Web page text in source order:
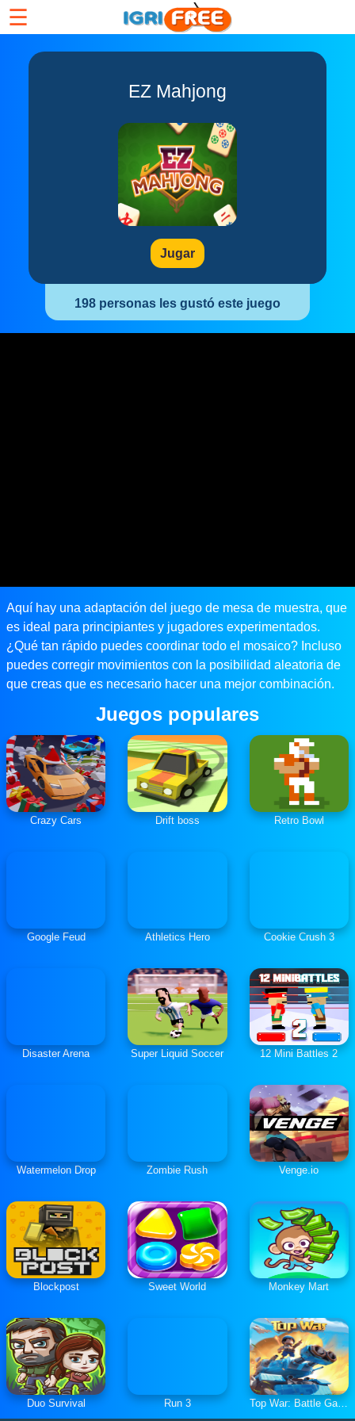
☰
EZ Mahjong
Jugar
198 personas les gustó este juego
Aquí hay una adaptación del juego de mesa de muestra, que
es ideal para principiantes y jugadores experimentados.
¿Qué tan rápido puedes coordinar todo el mosaico? Incluso
puedes corregir movimientos con la posibilidad aleatoria de
que creas que es necesario hacer una mejor combinación.
Juegos populares
Crazy Cars Drift boss Retro Bowl
Google Feud Athletics Hero Cookie Crush 3
Disaster Arena Super Liquid Soccer 12 Mini Battles 2
Watermelon Drop Zombie Rush Venge.io
Blockpost Sweet World Monkey Mart
Duo Survival Run 3 Top War: Battle Game